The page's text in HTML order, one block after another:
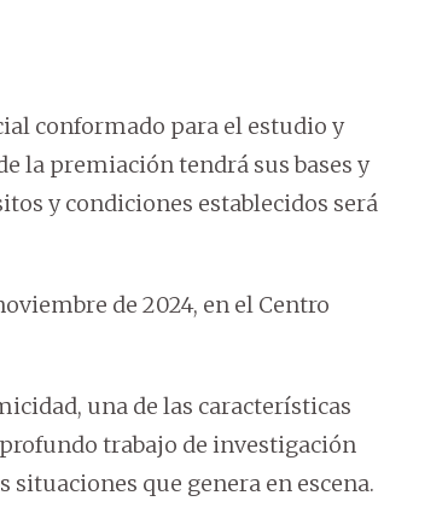
conformado para el estudio y
la premiación tendrá sus bases y
y condiciones establecidos será
de 2024, en el Centro
una de las características
trabajo de investigación
que genera en escena.